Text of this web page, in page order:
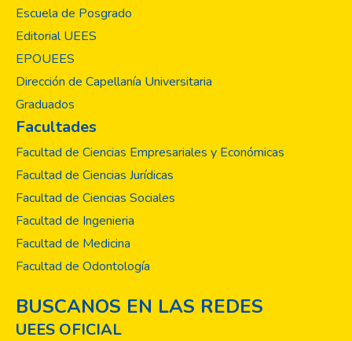
Escuela de Posgrado
Editorial UEES
EPOUEES
Dirección de Capellanía Universitaria
Graduados
Facultades
Facultad de Ciencias Empresariales y Económicas
Facultad de Ciencias Jurídicas
Facultad de Ciencias Sociales
Facultad de Ingenieria
Facultad de Medicina
Facultad de Odontología
BUSCANOS EN LAS REDES
UEES OFICIAL